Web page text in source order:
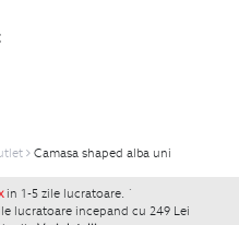
Camasa shaped alba uni
in 1-5 zile lucratoare. `
lucratoare incepand cu 249 Lei